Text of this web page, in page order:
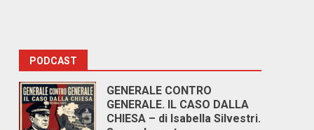
PODCAST
GENERALE CONTRO
GENERALE. IL CASO DALLA
CHIESA – di Isabella Silvestri.